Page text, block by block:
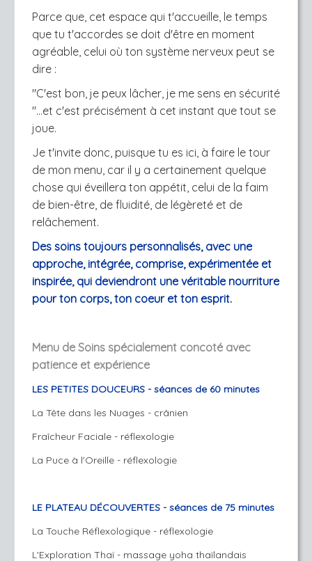
Parce que, cet espace qui t'accueille, le temps
que tu t'accordes se doit d'être en moment
agréable, celui où ton système nerveux peut se
dire :
"C'est bon, je peux lâcher, je me sens en sécurité
"...et c'est précisément à cet instant que tout se
joue.
Je t'invite donc, puisque tu es ici, à faire le tour
de mon menu, car il y a certainement quelque
chose qui éveillera ton appétit, celui de la faim
de bien-être, de fluidité, de légèreté et de
relâchement.
Des soins toujours personnalisés, avec une
approche, intégrée, comprise, expérimentée et
inspirée, qui deviendront une véritable nourriture
pour ton corps, ton coeur et ton esprit.
Menu de Soins spécialement concoté avec
patience et expérience
LES PETITES DOUCEURS - séances de 60 minutes
La Tête dans les Nuages - crânien
Fraîcheur Faciale - réflexologie
La Puce à l'Oreille - réflexologie
LE PLATEAU DÉCOUVERTES - séances de 75 minutes
La Touche Réflexologique - réflexologie
L'Exploration Thaï - massage yoha thaïlandais